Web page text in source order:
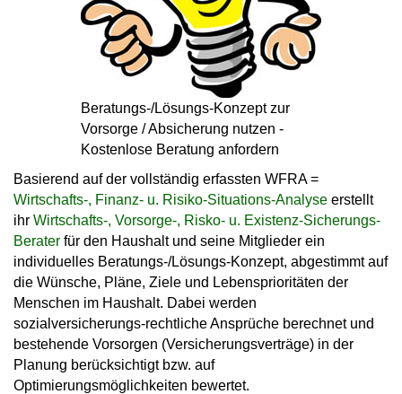
Beratungs-/Lösungs-Konzept zur
Vorsorge / Absicherung nutzen -
Kostenlose Beratung anfordern
Basierend auf der vollständig erfassten WFRA =
Wirtschafts-, Finanz- u. Risiko-Situations-Analyse erstellt
ihr Wirtschafts-, Vorsorge-, Risko- u. Existenz-Sicherungs-
Berater für den Haushalt und seine Mitglieder ein
individuelles Beratungs-/Lösungs-Konzept, abgestimmt auf
die Wünsche, Pläne, Ziele und Lebensprioritäten der
Menschen im Haushalt. Dabei werden
sozialversicherungs-rechtliche Ansprüche berechnet und
bestehende Vorsorgen (Versicherungsverträge) in der
Planung berücksichtigt bzw. auf
Optimierungsmöglichkeiten bewertet.